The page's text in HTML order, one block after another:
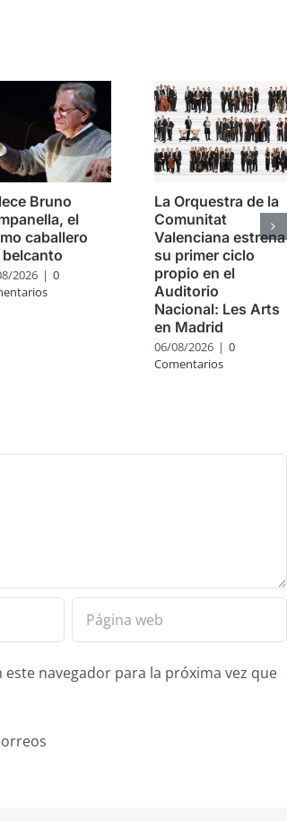
Bruno
el
caballero
belcanto
2026 | 0
La Orquestra de la
Comunitat
Valenciana estrena
su primer ciclo
propio en el
Auditorio
Nacional: Les Arts
en Madrid
06/08/2026 | 0
Comentarios
navegador para la próxima vez que